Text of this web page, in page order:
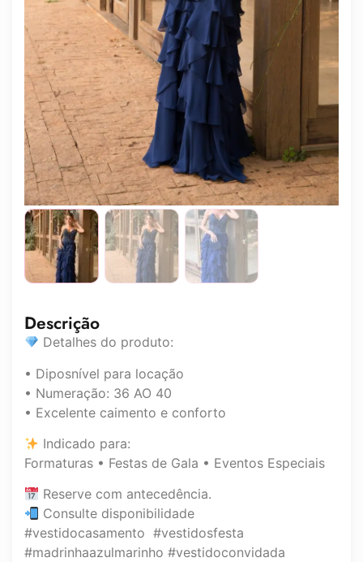
Descrição
Detalhes do produto:
• Diposnível para locação
• Numeração: 36 AO 40
• Excelente caimento e conforto
Indicado para:
Formaturas • Festas de Gala • Eventos Especiais
Reserve com antecedência.
Consulte disponibilidade
#vestidocasamento #vestidosfesta
#madrinhaazulmarinho #vestidoconvidada